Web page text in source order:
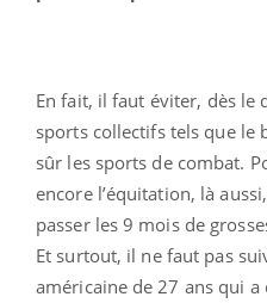
En fait, il faut éviter, dès le
sports collectifs tels que le
sûr les sports de combat.
encore l’équitation, là
passer les 9 mois de
Et surtout, il ne faut pas
américaine de 27 ans qui